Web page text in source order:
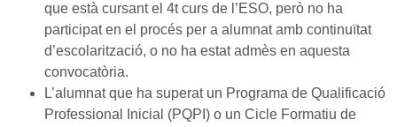
que està cursant el 4t curs de l’ESO, però no ha
participat en el procés per a alumnat amb continuïtat
d’escolarització, o no ha estat admès en aquesta
convocatòria.
L’alumnat que ha superat un Programa de Qualificació
Professional Inicial (PQPI) o un Cicle Formatiu de